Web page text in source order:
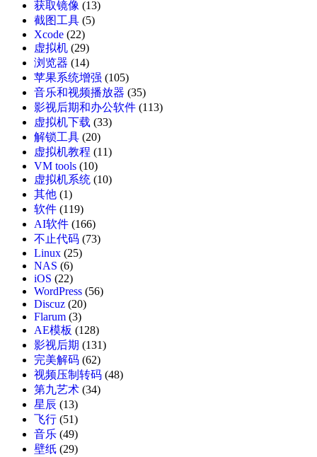
获取镜像 (13)
截图工具 (5)
Xcode (22)
虚拟机 (29)
浏览器 (14)
苹果系统增强 (105)
音乐和视频播放器 (35)
影视后期和办公软件 (113)
虚拟机下载 (33)
解锁工具 (20)
虚拟机教程 (11)
VM tools (10)
虚拟机系统 (10)
其他 (1)
软件 (119)
AI软件 (166)
不止代码 (73)
Linux (25)
NAS (6)
iOS (22)
WordPress (56)
Discuz (20)
Flarum (3)
AE模板 (128)
影视后期 (131)
完美解码 (62)
视频压制转码 (48)
第九艺术 (34)
星辰 (13)
飞行 (51)
音乐 (49)
壁纸 (29)